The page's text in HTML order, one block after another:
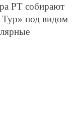
РТ собирают
Тур» под видом